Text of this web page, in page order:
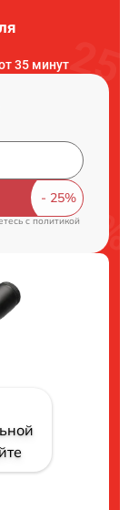
35 минут
cполитикой